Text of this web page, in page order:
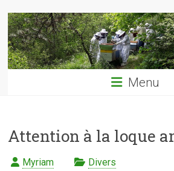
Menu
Attention à la loque
Myriam Divers